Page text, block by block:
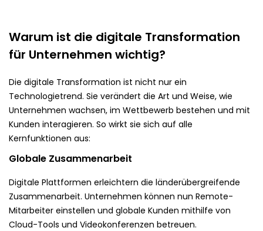
Warum ist die digitale Transformation
für Unternehmen wichtig?
Die digitale Transformation ist nicht nur ein
Technologietrend. Sie verändert die Art und Weise, wie
Unternehmen wachsen, im Wettbewerb bestehen und mit
Kunden interagieren. So wirkt sie sich auf alle
Kernfunktionen aus:
Globale Zusammenarbeit
Digitale Plattformen erleichtern die länderübergreifende
Zusammenarbeit. Unternehmen können nun Remote-
Mitarbeiter einstellen und globale Kunden mithilfe von
Cloud-Tools und Videokonferenzen betreuen.